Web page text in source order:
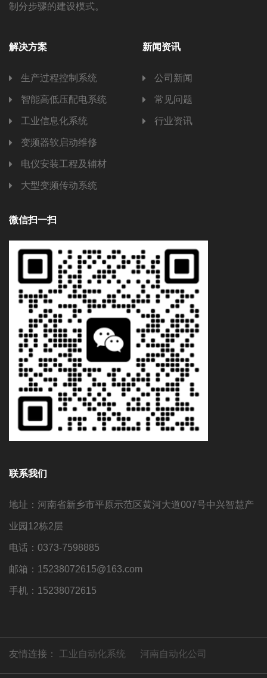
制分步骤的建设模式。
解决方案
生产过程控制系统
智能高低压配电系统
工业信息化系统
变频器软启动维修
电仪安装工程及辅材
大型变频传动系统
新闻资讯
公司新闻
常见问题
行业资讯
微信扫一扫
联系我们
地址：河南省新乡市平原示范区黄河大道007号中兴智慧产
业园12栋2层
电话：0373-7598885
邮箱：15238072615@163.com
手机：15238072615
友情连接： 工业自动化系统 河南自动化公司